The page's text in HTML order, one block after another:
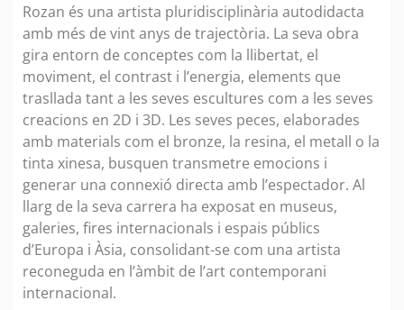
Rozan és una artista pluridisciplinària autodidacta
amb més de vint anys de trajectòria. La seva obra
gira entorn de conceptes com la llibertat, el
moviment, el contrast i l’energia, elements que
trasllada tant a les seves escultures com a les seves
creacions en 2D i 3D. Les seves peces, elaborades
amb materials com el bronze, la resina, el metall o la
tinta xinesa, busquen transmetre emocions i
generar una connexió directa amb l’espectador. Al
llarg de la seva carrera ha exposat en museus,
galeries, fires internacionals i espais públics
d’Europa i Àsia, consolidant-se com una artista
reconeguda en l’àmbit de l’art contemporani
internacional.